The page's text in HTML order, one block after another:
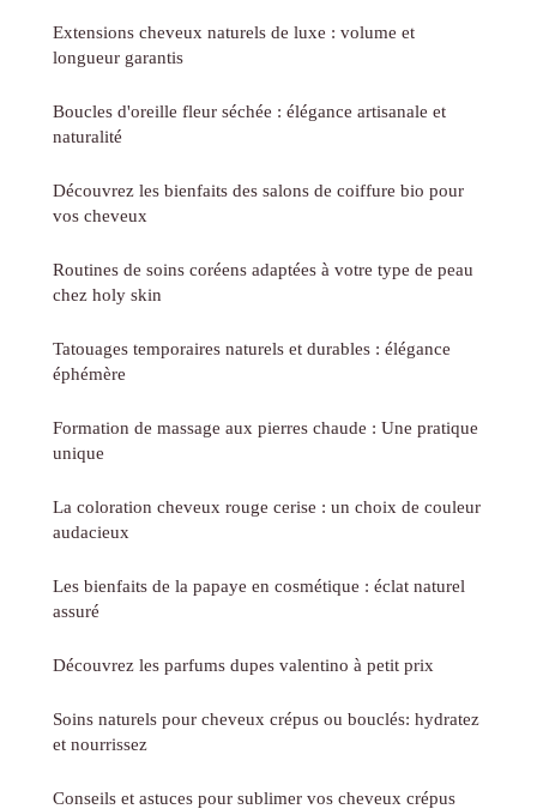
Extensions cheveux naturels de luxe : volume et
longueur garantis
Boucles d'oreille fleur séchée : élégance artisanale et
naturalité
Découvrez les bienfaits des salons de coiffure bio pour
vos cheveux
Routines de soins coréens adaptées à votre type de peau
chez holy skin
Tatouages temporaires naturels et durables : élégance
éphémère
Formation de massage aux pierres chaude : Une pratique
unique
La coloration cheveux rouge cerise : un choix de couleur
audacieux
Les bienfaits de la papaye en cosmétique : éclat naturel
assuré
Découvrez les parfums dupes valentino à petit prix
Soins naturels pour cheveux crépus ou bouclés: hydratez
et nourrissez
Conseils et astuces pour sublimer vos cheveux crépus